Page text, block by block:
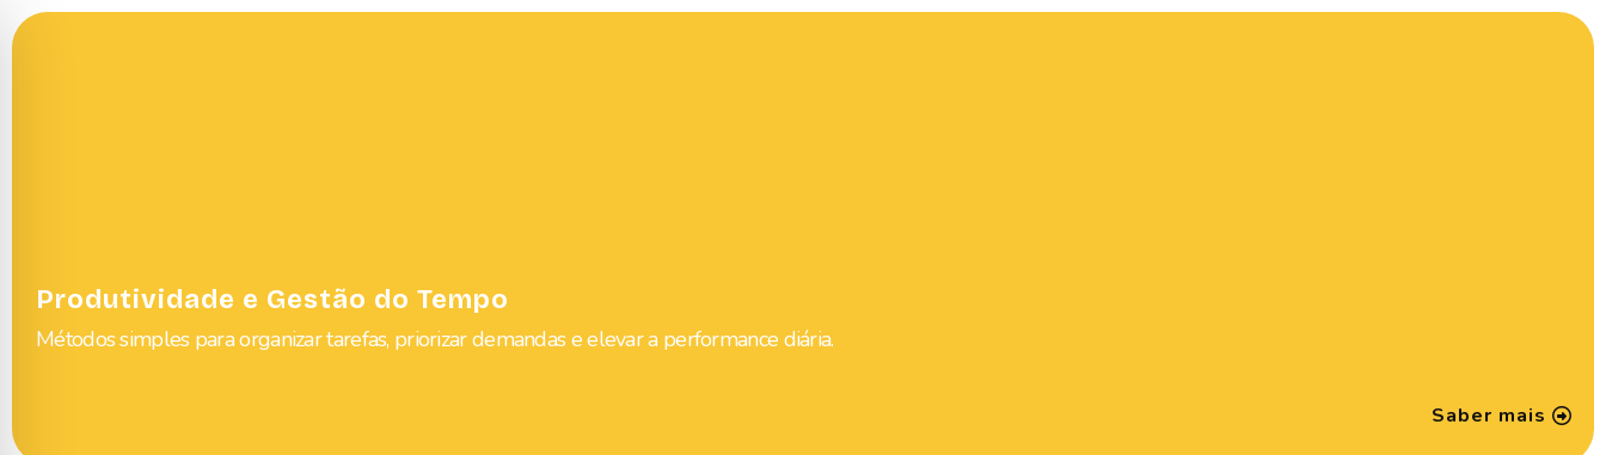
Produtividade e Gestão do Tempo
Métodos simples para organizar tarefas, priorizar demandas e elevar a performance diária.
Saber mais